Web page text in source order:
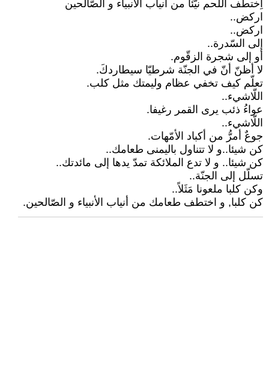
اِختطف اللّحم نيّئا من أنياب الأنبياء و الصّالحين
اركض..
اركض..
إلى السّدرة..
أو إلى شجرة الزقّوم.
لا أظنّ أنّ في الجنّة شرطيّا سيطاردكَ.
تعلّم كيف تخفي عظام وليمتك مثل كلب.
اللّاشيء..
عواءُ ذئب يرى القمر رغيفا.
اللّاشيء..
جوعٌ أمرُّ من أكباد الأمّهات.
كن شيئا..و لا تتناول باليمنى طعامك..
كن شيئا.. و لا تدع الملائكة تمدّ يدها إلى مائدتك..
تسلّل إلى الجنّة..
وكن كلبا ملعونا مَثَلاً..
كن كلبا, و اختطف طعامك من أنياب الأنبياء و الصّالحين.